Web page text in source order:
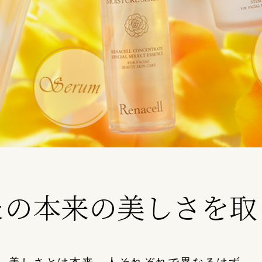
本来の美しさを